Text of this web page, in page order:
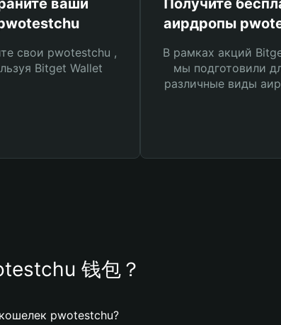
ваши
свои pwotestchu ,
Bitget Wallet
Получите
аирдропы
В рамках акций
мы подготовили
различные виды
钱包？
pwotestchu?